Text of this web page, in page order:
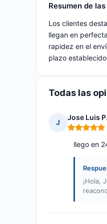
Resumen de
Los clientes
llegan en
rapidez en el
plazo
Todas las
J
Jose Luis P.
Nota: 5 de 5
llego en
¡Hola,